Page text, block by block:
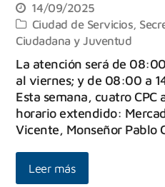
14/09/2025
Ciudad de Servicios,
Ciudadana y Juventud
La atención será de
al viernes; y de 08:00 a
Esta semana, cuatro CPC
horario extendido:
Vicente, Monseñor Pablo
Leer más